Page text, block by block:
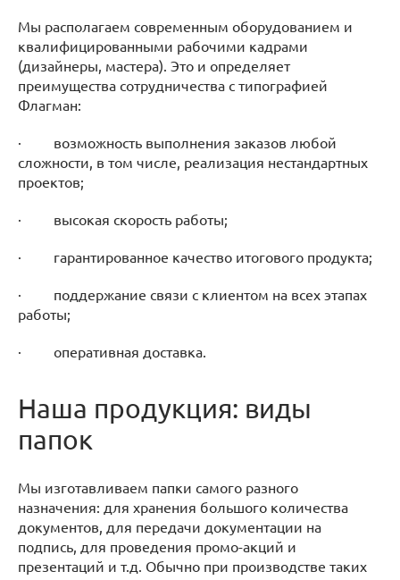
Мы располагаем современным оборудованием и
квалифицированными рабочими кадрами
(дизайнеры, мастера). Это и определяет
преимущества сотрудничества с типографией
Флагман:
· возможность выполнения заказов любой
сложности, в том числе, реализация нестандартных
проектов;
· высокая скорость работы;
· гарантированное качество итогового продукта;
· поддержание связи с клиентом на всех этапах
работы;
· оперативная доставка.
Наша продукция: виды
папок
Мы изготавливаем папки самого разного
назначения: для хранения большого количества
документов, для передачи документации на
подпись, для проведения промо-акций и
презентаций и т.д. Обычно при производстве таких